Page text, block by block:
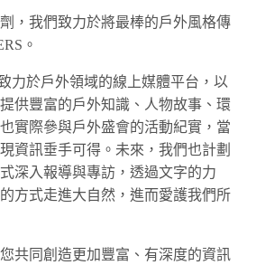
，我們致力於將最棒的戶外風格傳
。
力於戶外領域的線上媒體平台，以
供豐富的戶外知識、人物故事、環
實際參與戶外盛會的活動紀實，當
資訊垂手可得。未來，我們也計劃
深入報導與專訪，透過文字的力
方式走進大自然，進而愛護我們所
共同創造更加豐富、有深度的資訊